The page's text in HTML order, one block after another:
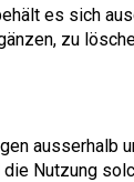
es sich
zu
ausserhalb
Nutzung